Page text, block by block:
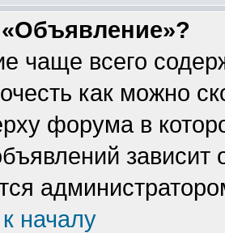
«Объявление»?
чаще всего
как можно
форума в
зависит
началу